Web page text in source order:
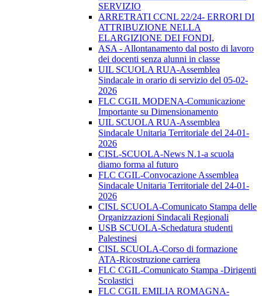
SERVIZIO
ARRETRATI CCNL 22/24- ERRORI DI
ATTRIBUZIONE NELLA
ELARGIZIONE DEI FONDI,
ASA - Allontanamento dal posto di lavoro
dei docenti senza alunni in classe
UIL SCUOLA RUA-Assemblea
Sindacale in orario di servizio del 05-02-
2026
FLC CGIL MODENA-Comunicazione
Importante su Dimensionamento
UIL SCUOLA RUA-Assemblea
Sindacale Unitaria Territoriale del 24-01-
2026
CISL-SCUOLA-News N.1-a scuola
diamo forma al futuro
FLC CGIL-Convocazione Assemblea
Sindacale Unitaria Territoriale del 24-01-
2026
CISL SCUOLA-Comunicato Stampa delle
Organizzazioni Sindacali Regionali
USB SCUOLA-Schedatura studenti
Palestinesi
CISL SCUOLA-Corso di formazione
ATA-Ricostruzione carriera
FLC CGIL-Comunicato Stampa -Dirigenti
Scolastici
FLC CGIL EMILIA ROMAGNA-